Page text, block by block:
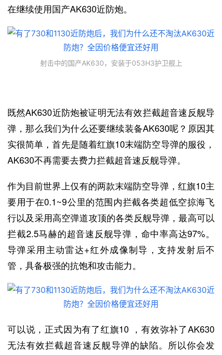
在继续使用国产AK630近防炮。
射击中的国产AK630，安装于053H3护卫舰上
既然AK630近防炮被证明无法有效拦截超音速反舰导
弹，那么我们为什么还要继续装备AK630呢？原因其
实很简单，首先是随着红旗10末端防空导弹的服役，
AK630不再需要去费力拦截超音速反舰导弹。
作为目前世界上仅有的两款末端防空导弹，红旗10主
要用于在0.1~9公里的范围内拦截各类超低空掠海飞
行以及采用高空弹道攻顶的各类反舰导弹，最高可以
拦截2.5马赫的超音速反舰导弹，命中率高达97%。
导弹采用主动雷达+红外成像制导，支持发射后不
管，具备极强的抗饱和攻击能力。
可以说，正式因为有了红旗10 ，有效弥补了AK630
无法有效拦截超音速反舰导弹的缺陷。所以你会发